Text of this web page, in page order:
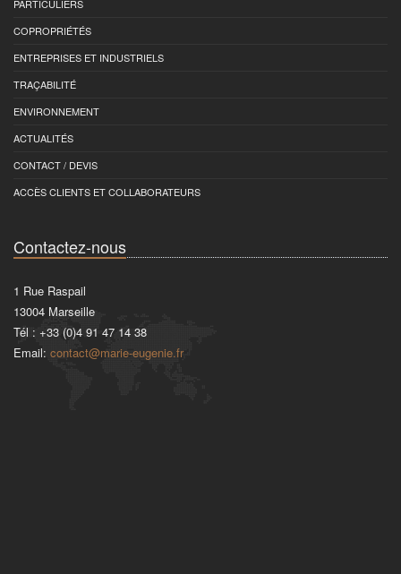
PARTICULIERS
COPROPRIÉTÉS
ENTREPRISES ET INDUSTRIELS
TRAÇABILITÉ
ENVIRONNEMENT
ACTUALITÉS
CONTACT / DEVIS
ACCÈS CLIENTS ET COLLABORATEURS
Contactez-nous
1 Rue Raspail
13004 Marseille
Tél : +33 (0)4 91 47 14 38
Email: contact@marie-eugenie.fr